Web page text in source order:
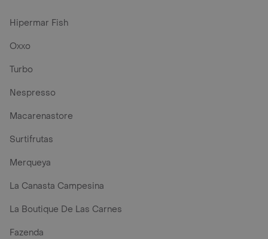
Hipermar Fish
Oxxo
Turbo
Nespresso
Macarenastore
Surtifrutas
Merqueya
La Canasta Campesina
La Boutique De Las Carnes
Fazenda